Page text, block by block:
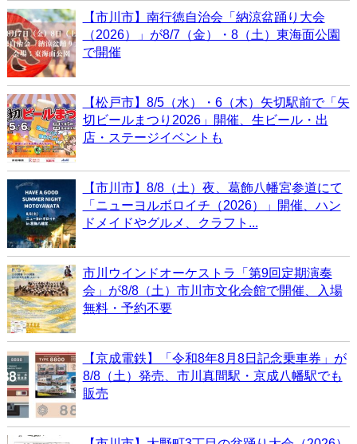
【市川市】南行徳自治会「納涼盆踊り大会
（2026）」が8/7（金）・8（土）東海面公園
で開催
【松戸市】8/5（水）・6（木）矢切駅前で「矢
切ビールまつり2026」開催、生ビール・出
店・ステージイベントも
【市川市】8/8（土）夜、葛飾八幡宮参道にて
「ニューヨルボロイチ（2026）」開催、ハン
ドメイドやグルメ、クラフト...
市川ウインドオーケストラ「第9回定期演奏
会」が8/8（土）市川市文化会館で開催、入場
無料・予約不要
【京成電鉄】「令和8年8月8日記念乗車券」が
8/8（土）発売、市川真間駅・京成八幡駅でも
販売